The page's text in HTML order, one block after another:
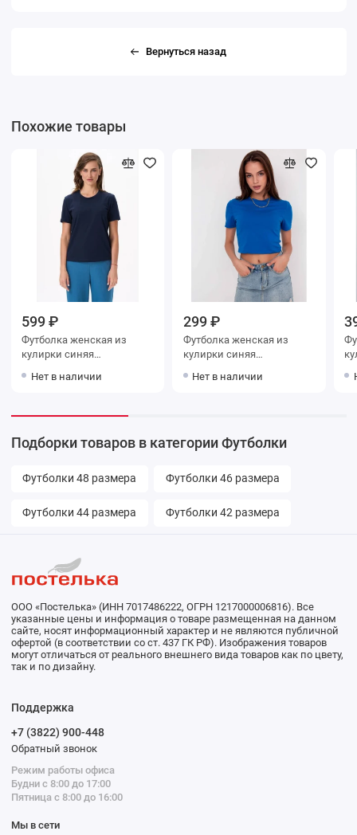
Вернуться назад
Похожие товары
599 ₽
Футболка женская из
кулирки синяя
Нет в наличии
299 ₽
Футболка женская из
кулирки синяя
Нет в наличии
Подборки товаров в категории Футболки
Футболки 48 размера Футболки 46 размера
Футболки 44 размера Футболки 42 размера
ООО «Постелька» (ИНН 7017486222, ОГРН 1217000006816). Все
указанные цены и информация о товаре размещенная на данном
сайте, носят информационный характер и не являются публичной
офертой (в соответствии со ст. 437 ГК РФ). Изображения товаров
могут отличаться от реального внешнего вида товаров как по цвету,
так и по дизайну.
Поддержка
+7 (3822) 900-448
Обратный звонок
Режим работы офиса
Будни с 8:00 до 17:00
Пятница с 8:00 до 16:00
Мы в сети